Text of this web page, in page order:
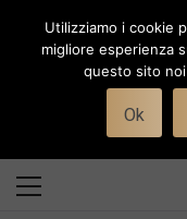
Toggle
Il magazine per le
Menu
Utilizziamo i cookie
migliore esperienza
questo sito
Ok